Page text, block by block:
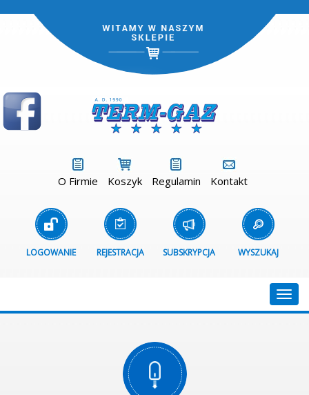
O Firmie Koszyk Regulamin Kontakt
LOGOWANIE REJESTRACJA SUBSKRYPCJA WYSZUKAJ